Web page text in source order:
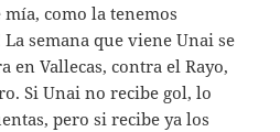
como la tenemos
semana que viene Unai se
en Vallecas, contra el Rayo,
Si Unai no recibe gol, lo
pero si recibe ya los